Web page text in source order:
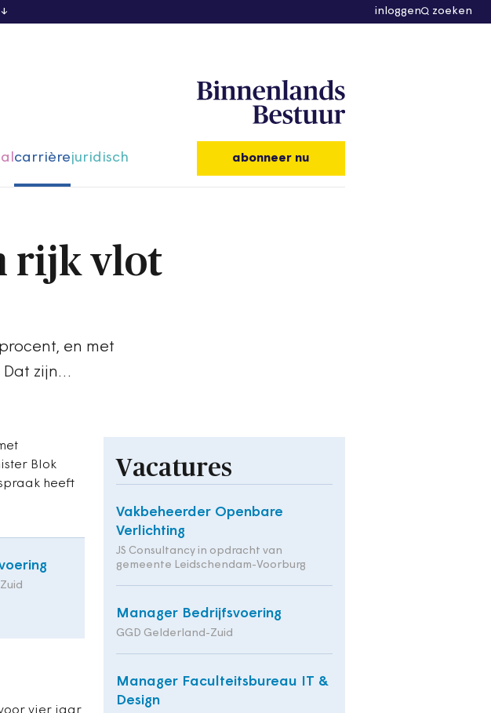
inloggen zoeken
carrièrejuridisch abonneer nu
rijk vlot
en met
Dat zijn…
Blok
heeft
Vacatures
Vakbeheerder Openbare
Verlichting
JS Consultancy in opdracht van
gemeente Leidschendam-Voorburg
Manager Bedrijfsvoering
GGD Gelderland-Zuid
Manager Faculteitsbureau IT &
Design